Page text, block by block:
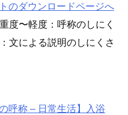
のダウンロードページへ
度〜軽度：呼称のしにく
文による説明のしにくさ
呼称 – 日常生活】入浴